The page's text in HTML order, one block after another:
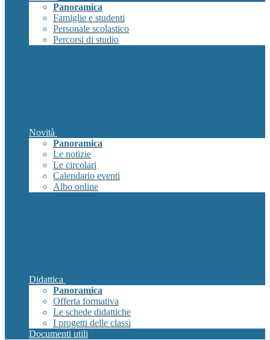
Panoramica
Famiglie e studenti
Personale scolastico
Percorsi di studio
Novità
Panoramica
Le notizie
Le circolari
Calendario eventi
Albo online
Didattica
Panoramica
Offerta formativa
Le schede didattiche
I progetti delle classi
Documenti utili